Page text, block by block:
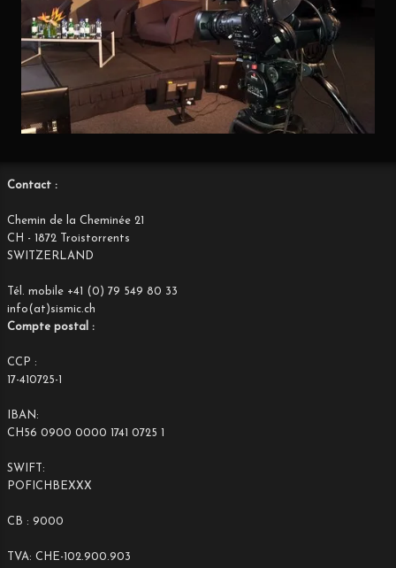
Contact :
Chemin de la Cheminée 21
CH - 1872 Troistorrents
SWITZERLAND
Tél. mobile +41 (0) 79 549 80 33
info(at)sismic.ch
Compte postal :
CCP :
17-410725-1
IBAN:
CH56 0900 0000 1741 0725 1
SWIFT:
POFICHBEXXX
CB : 9000
TVA: CHE-102.900.903